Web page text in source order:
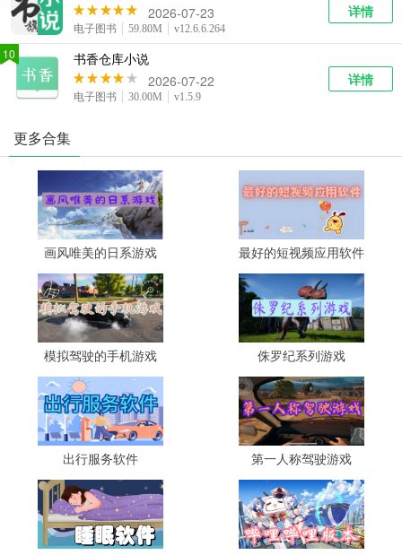
2026-07-23
电子图书 59.80M v12.6.6.264
详情
书香仓库小说
2026-07-22
电子图书 30.00M v1.5.9
详情
10
更多合集
画风唯美的日系游戏 最好的短视频应用软件
模拟驾驶的手机游戏 侏罗纪系列游戏
出行服务软件 第一人称驾驶游戏